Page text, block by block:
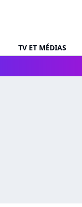
TV ET MÉDIAS